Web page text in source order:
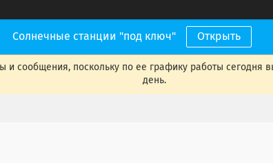
Солнечные станции "под ключ" Открыть
и сообщения, поскольку по ее графику работы
день.